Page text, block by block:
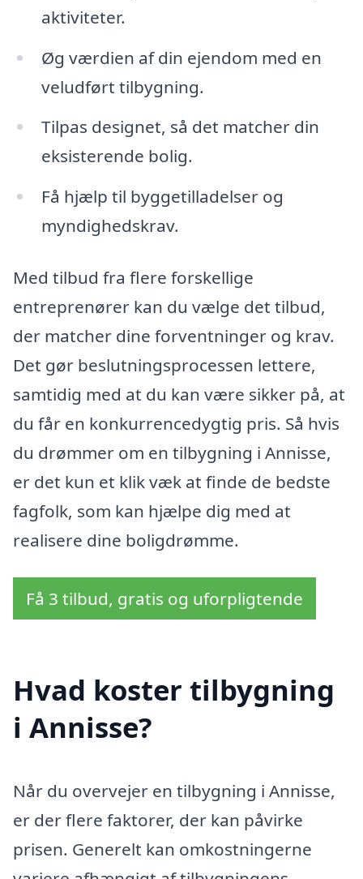
aktiviteter.
Øg værdien af din ejendom med en
veludført tilbygning.
Tilpas designet, så det matcher din
eksisterende bolig.
Få hjælp til byggetilladelser og
myndighedskrav.
Med tilbud fra flere forskellige
entreprenører kan du vælge det tilbud,
der matcher dine forventninger og krav.
Det gør beslutningsprocessen lettere,
samtidig med at du kan være sikker på, at
du får en konkurrencedygtig pris. Så hvis
du drømmer om en tilbygning i Annisse,
er det kun et klik væk at finde de bedste
fagfolk, som kan hjælpe dig med at
realisere dine boligdrømme.
Få 3 tilbud, gratis og uforpligtende
Hvad koster tilbygning
i Annisse?
Når du overvejer en tilbygning i Annisse,
er der flere faktorer, der kan påvirke
prisen. Generelt kan omkostningerne